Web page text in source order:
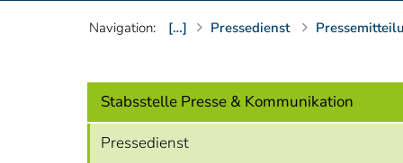
Navigation: […] Pressedienst
Stabsstelle Presse & Kommunikation
Pressedienst